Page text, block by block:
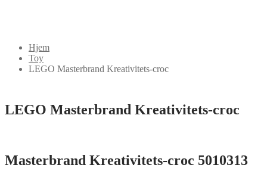
Hjem
Toy
LEGO Masterbrand Kreativitets-croc
LEGO Masterbrand Kreativitets-croc
Masterbrand Kreativitets-croc 5010313